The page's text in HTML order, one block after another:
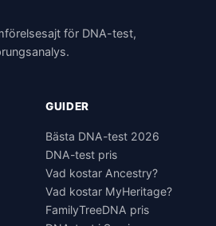
för DNA-test,
GUIDER
Bästa DNA-test 2026
DNA-test pris
Vad kostar Ancestry?
Vad kostar MyHeritage?
FamilyTreeDNA pris